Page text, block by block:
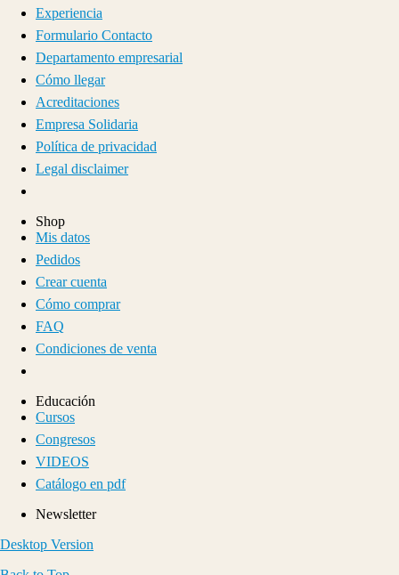
Experiencia
Formulario Contacto
Departamento empresarial
Cómo llegar
Acreditaciones
Empresa Solidaria
Política de privacidad
Legal disclaimer
Shop
Mis datos
Pedidos
Crear cuenta
Cómo comprar
FAQ
Condiciones de venta
Educación
Cursos
Congresos
VIDEOS
Catálogo en pdf
Newsletter
Desktop Version